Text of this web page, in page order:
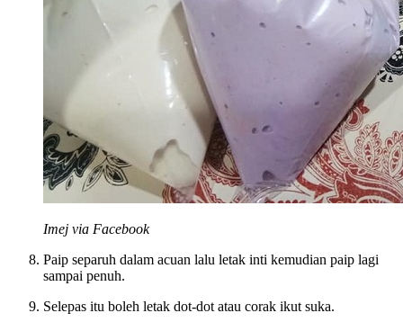
Imej via Facebook
Paip separuh dalam acuan lalu letak inti kemudian paip lagi
sampai penuh.
Selepas itu boleh letak dot-dot atau corak ikut suka.